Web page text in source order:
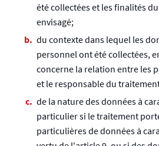
été collectées et les finalités
envisagé;
du contexte dans lequel les
personnel ont été collectées,
concerne la relation entre les
et le responsable du
de la nature des données à
particulier si le traitement
particulières de données à